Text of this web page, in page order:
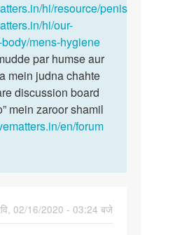
hi/resource/penis
hi/our-
mens-hygiene
par humse aur
mein judna chahte
discussion board
mein zaroor shamil
en/forum
02/16/2020 - 03:24 बजे